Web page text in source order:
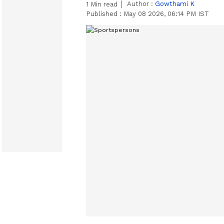
1 Min read Author : Gowthami K
Published : May 08 2026, 06:14 PM IST